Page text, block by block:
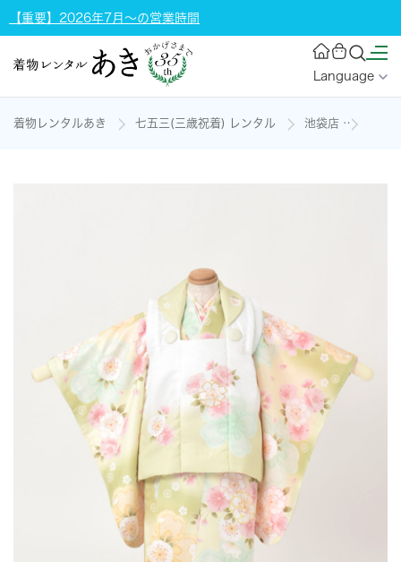
【重要】2026年7月～の営業時間
Language
着物レンタルあき 七五三(三歳祝着) レンタル 池袋店